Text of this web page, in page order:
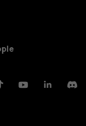
YoutubeLinkedin